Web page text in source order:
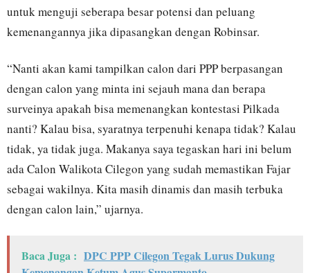
untuk menguji seberapa besar potensi dan peluang
kemenangannya jika dipasangkan dengan Robinsar.
“Nanti akan kami tampilkan calon dari PPP berpasangan
dengan calon yang minta ini sejauh mana dan berapa
surveinya apakah bisa memenangkan kontestasi Pilkada
nanti? Kalau bisa, syaratnya terpenuhi kenapa tidak? Kalau
tidak, ya tidak juga. Makanya saya tegaskan hari ini belum
ada Calon Walikota Cilegon yang sudah memastikan Fajar
sebagai wakilnya. Kita masih dinamis dan masih terbuka
dengan calon lain,” ujarnya.
Baca Juga : DPC PPP Cilegon Tegak Lurus Dukung